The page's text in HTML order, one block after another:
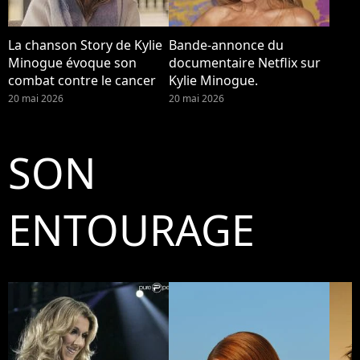
La chanson Story de Kylie
Minogue évoque son
combat contre le cancer
20 mai 2026
Bande-annonce du
documentaire Netflix sur
Kylie Minogue.
20 mai 2026
SON
ENTOURAGE